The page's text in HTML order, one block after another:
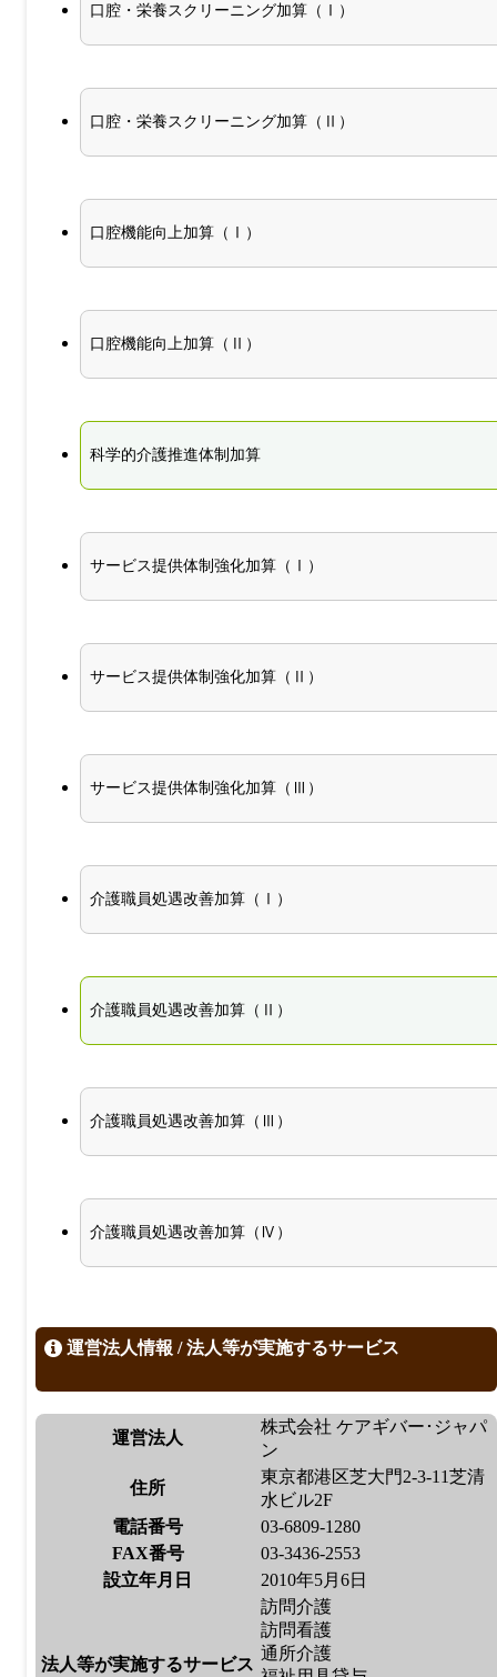
口腔・栄養スクリーニング加算（Ⅰ）
口腔・栄養スクリーニング加算（Ⅱ）
口腔機能向上加算（Ⅰ）
口腔機能向上加算（Ⅱ）
科学的介護推進体制加算
サービス提供体制強化加算（Ⅰ）
サービス提供体制強化加算（Ⅱ）
サービス提供体制強化加算（Ⅲ）
介護職員処遇改善加算（Ⅰ）
介護職員処遇改善加算（Ⅱ）
介護職員処遇改善加算（Ⅲ）
介護職員処遇改善加算（Ⅳ）
運営法人情報 / 法人等が実施するサービス
運営法人
株式会社 ケアギバー･ジャパ
ン
住所
東京都港区芝大門2-3-11芝清
水ビル2F
電話番号
03-6809-1280
FAX番号
03-3436-2553
設立年月日
2010年5月6日
法人等が実施するサービス
訪問介護
訪問看護
通所介護